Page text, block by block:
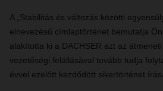
A „Stabilitás és változás közötti
elnevezésű címlaptörténet bemutatja
alakította ki a DACHSER azt az
vezetőségi felállásával tovább tudja
évvel ezelőtt kezdődött sikertörténet